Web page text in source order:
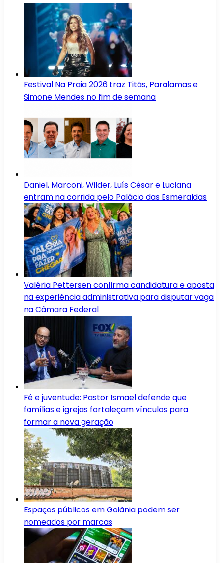
Festival Na Praia 2026 traz Titãs, Paralamas e
Simone Mendes no fim de semana
Daniel, Marconi, Wilder, Luís César e Luciana
entram na corrida pelo Palácio das Esmeraldas
Valéria Pettersen confirma candidatura e aposta
na experiência administrativa para disputar vaga
na Câmara Federal
Fé e juventude: Pastor Ismael defende que
famílias e igrejas fortaleçam vínculos para
formar a nova geração
Espaços públicos em Goiânia podem ser
nomeados por marcas